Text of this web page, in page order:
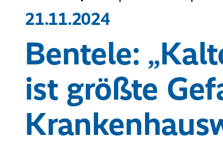
21.11.2024
Bentele:
ist größte